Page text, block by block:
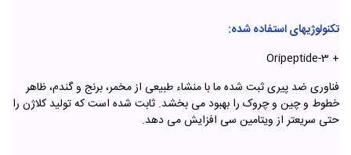
تکنولوژیهای استفاده شده:
+ Oripeptide-3
فناوری ضد پیری ثبت شده ما با منشاء طبیعی از مخمر، برنج و گندم، ظاهر
خطوط و چین و چروک را بهبود می بخشد. ثابت شده است که تولید کلاژن را
حتی سریعتر از ویتامین سی افزایش می دهد.